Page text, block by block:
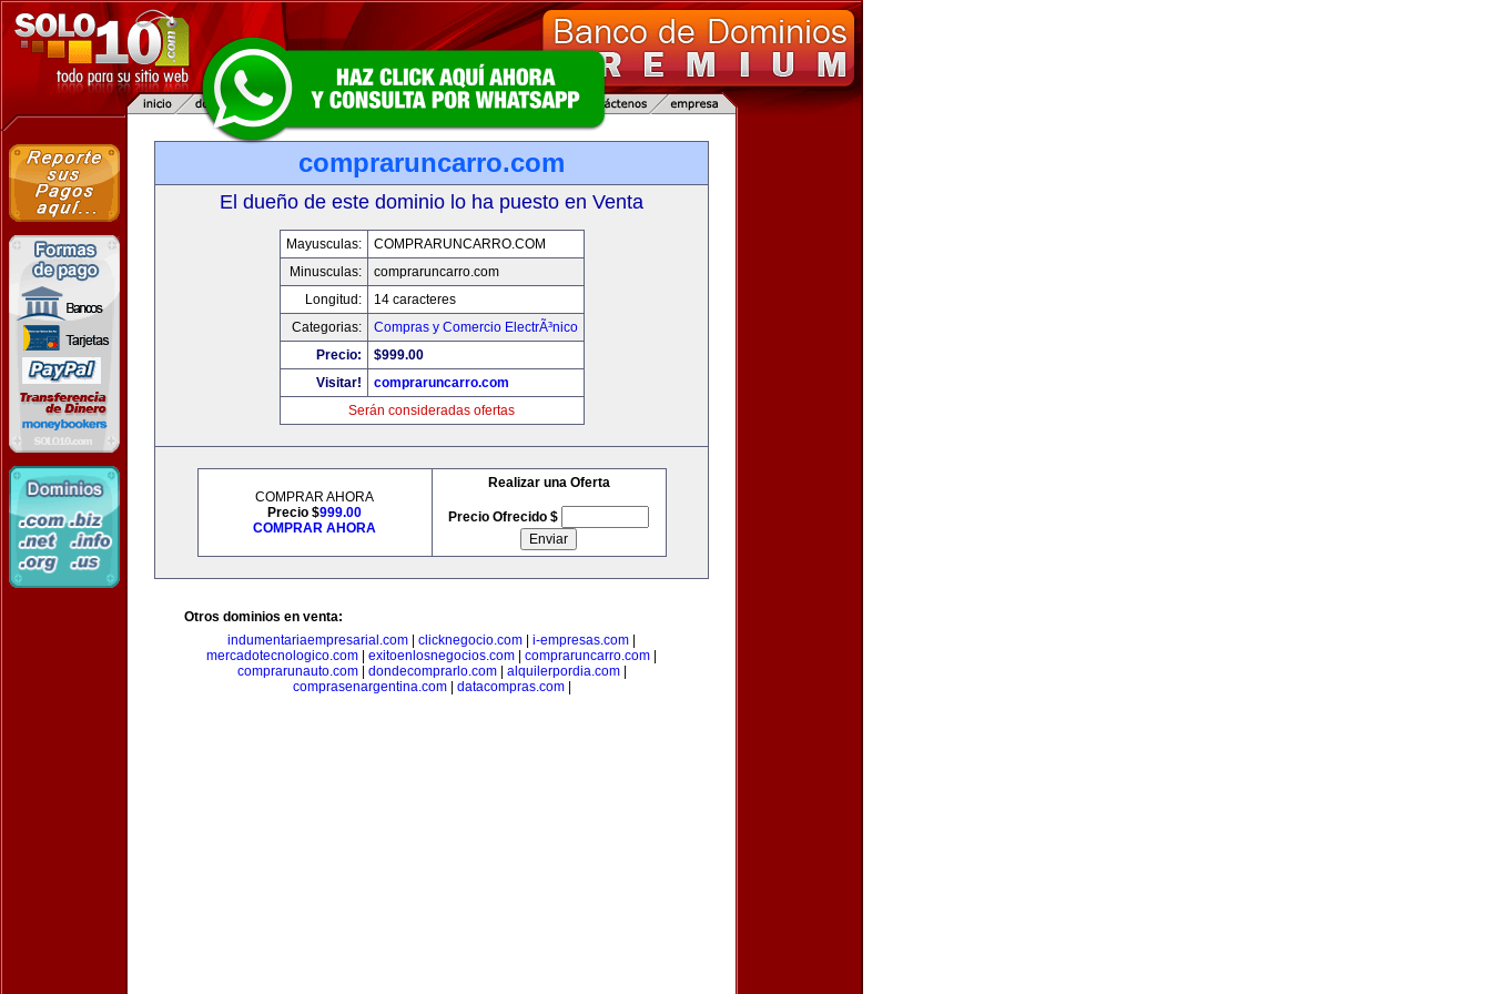
compraruncarro.com
El dueño de este dominio lo ha puesto en Venta
Mayusculas:
COMPRARUNCARRO.COM
Minusculas:
compraruncarro.com
Longitud:
14 caracteres
Categorias:
Compras y Comercio ElectrÃ³nico
Precio:
$999.00
Visitar!
compraruncarro.com
Serán consideradas ofertas
COMPRAR AHORA
Precio $999.00
COMPRAR AHORA
Realizar una Oferta
Precio Ofrecido $
Otros dominios en venta:
indumentariaempresarial.com
clicknegocio.com i-empresas.com
mercadotecnologico.com
exitoenlosnegocios.com compraruncarro.com
comprarunauto.com| dondecomprarlo.com| alquilerpordia.com|
comprasenargentina.com| datacompras.com|